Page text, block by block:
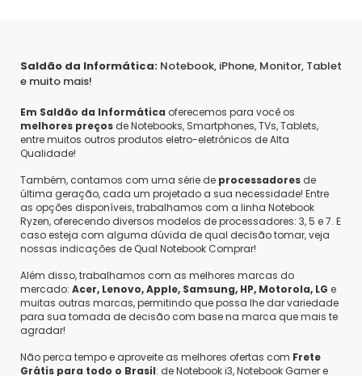
Saldão da Informática: Notebook, iPhone, Monitor, Tablet
e muito mais!
Em Saldão da Informática oferecemos para você os
melhores preços de Notebooks, Smartphones, TVs, Tablets,
entre muitos outros produtos eletro-eletrônicos de Alta
Qualidade!
Também, contamos com uma série de processadores de
última geração, cada um projetado a sua necessidade! Entre
as opções disponíveis, trabalhamos com a linha Notebook
Ryzen, oferecendo diversos modelos de processadores: 3, 5 e 7. E
caso esteja com alguma dúvida de qual decisão tomar, veja
nossas indicações de Qual Notebook Comprar!
Além disso, trabalhamos com as melhores marcas do
mercado: Acer, Lenovo, Apple, Samsung, HP, Motorola, LG e
muitas outras marcas, permitindo que possa lhe dar variedade
para sua tomada de decisão com base na marca que mais te
agradar!
Não perca tempo e aproveite as melhores ofertas com Frete
Grátis para todo o Brasil: de Notebook i3, Notebook Gamer e